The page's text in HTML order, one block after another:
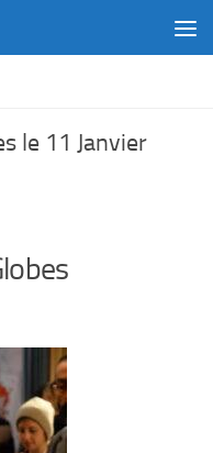
le 11 Janvier